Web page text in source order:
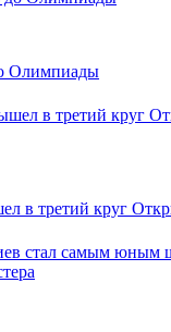
Олимпиады
в третий круг